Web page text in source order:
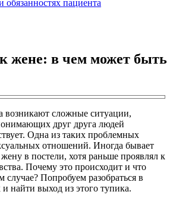
обязанностях пациента
жене: в чем может быть
возникают сложные ситуации,
друг друга людей
Одна из таких проблемных
отношений. Иногда бывает
в постели, хотя раньше проявлял к
Почему это происходит и что
случае? Попробуем разобраться в
найти выход из этого тупика.